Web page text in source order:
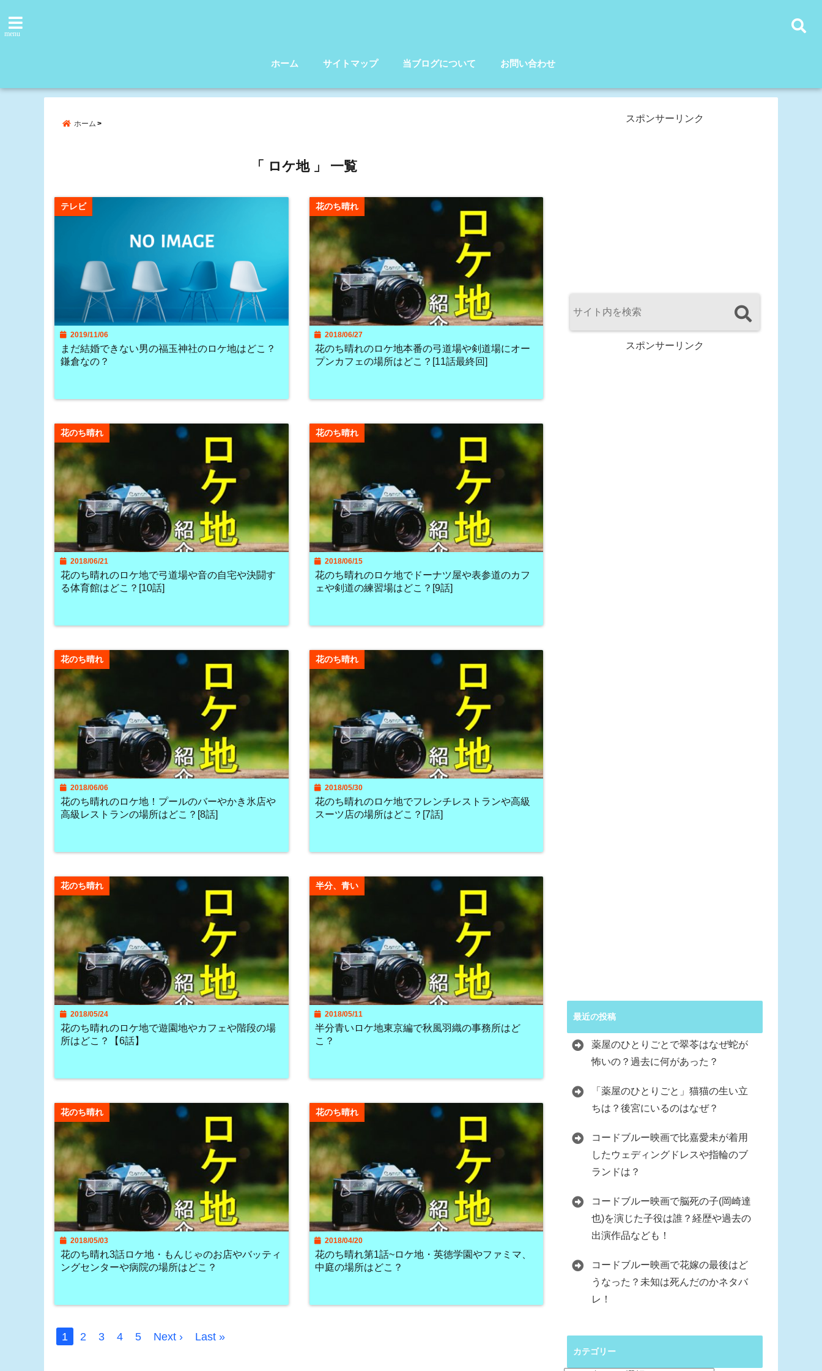
menu
ホーム サイトマップ 当ブログについて お問い合わせ
ホーム
「 ロケ地 」 一覧
テレビ
2019/11/06
まだ結婚できない男の福玉神社のロケ地はどこ？
鎌倉なの？
花のち晴れ
2018/06/27
花のち晴れのロケ地本番の弓道場や剣道場にオー
プンカフェの場所はどこ？[11話最終回]
花のち晴れ
2018/06/21
花のち晴れのロケ地で弓道場や音の自宅や決闘す
る体育館はどこ？[10話]
花のち晴れ
2018/06/15
花のち晴れのロケ地でドーナツ屋や表参道のカフ
ェや剣道の練習場はどこ？[9話]
花のち晴れ
2018/06/06
花のち晴れのロケ地！プールのバーやかき氷店や
高級レストランの場所はどこ？[8話]
花のち晴れ
2018/05/30
花のち晴れのロケ地でフレンチレストランや高級
スーツ店の場所はどこ？[7話]
花のち晴れ
2018/05/24
花のち晴れのロケ地で遊園地やカフェや階段の場
所はどこ？【6話】
半分、青い
2018/05/11
半分青いロケ地東京編で秋風羽織の事務所はど
こ？
花のち晴れ
2018/05/03
花のち晴れ3話ロケ地・もんじゃのお店やバッティ
ングセンターや病院の場所はどこ？
花のち晴れ
2018/04/20
花のち晴れ第1話~ロケ地・英徳学園やファミマ、
中庭の場所はどこ？
1 2 3 4 5 Next › Last »
スポンサーリンク
スポンサーリンク
最近の投稿
薬屋のひとりごとで翠苓はなぜ蛇が
怖いの？過去に何があった？
「薬屋のひとりごと」猫猫の生い立
ちは？後宮にいるのはなぜ？
コードブルー映画で比嘉愛未が着用
したウェディングドレスや指輪のブ
ランドは？
コードブルー映画で脳死の子(岡崎達
也)を演じた子役は誰？経歴や過去の
出演作品なども！
コードブルー映画で花嫁の最後はど
うなった？未知は死んだのかネタバ
レ！
カテゴリー